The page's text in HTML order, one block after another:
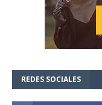
REDES SOCIALES